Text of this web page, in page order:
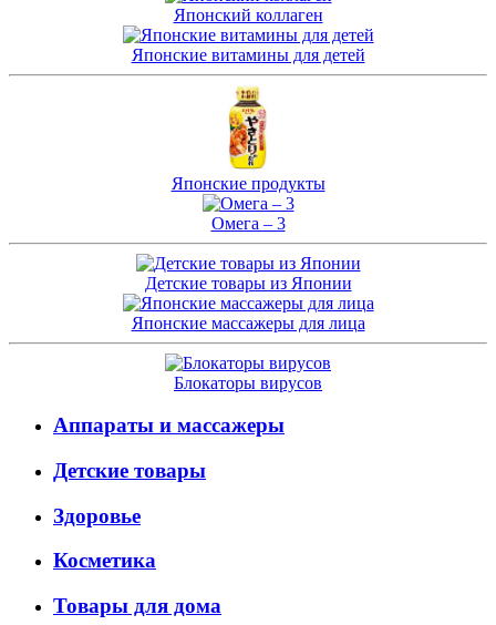
Японский коллаген
Японские витамины для детей
Японские продукты
Омега – 3
Детские товары из Японии
Японские массажеры для лица
Блокаторы вирусов
Аппараты и массажеры
Детские товары
Здоровье
Косметика
Товары для дома